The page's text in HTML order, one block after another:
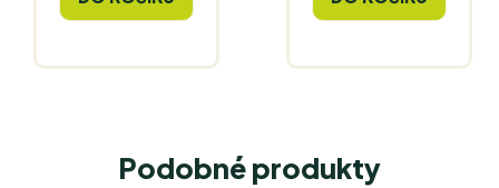
Podobné produkty